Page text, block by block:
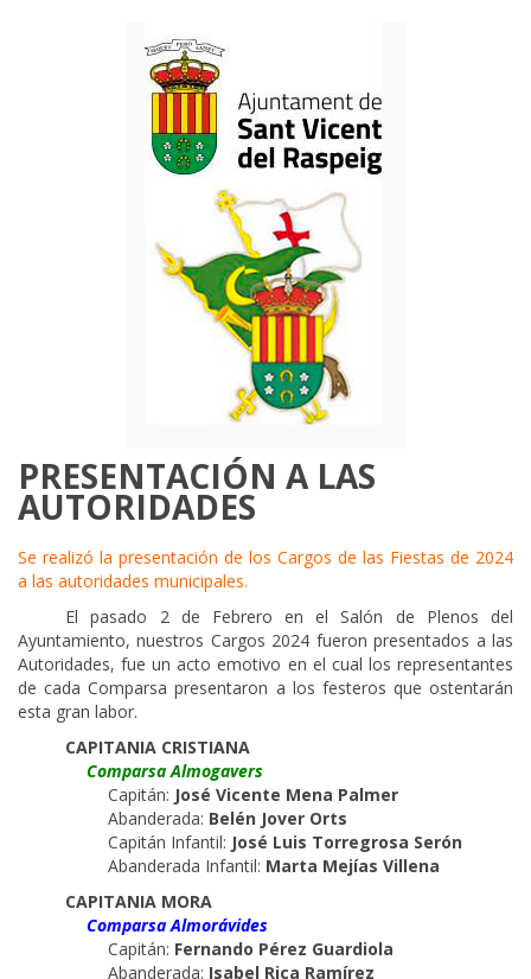
PRESENTACIÓN A LAS
AUTORIDADES
Se realizó la presentación de los Cargos de las Fiestas de 2024
a las autoridades municipales.
El pasado 2 de Febrero en el Salón de Plenos del
Ayuntamiento, nuestros Cargos 2024 fueron presentados a las
Autoridades, fue un acto emotivo en el cual los representantes
de cada Comparsa presentaron a los festeros que ostentarán
esta gran labor.
CAPITANIA CRISTIANA
Comparsa Almogavers
Capitán: José Vicente Mena Palmer
Abanderada: Belén Jover Orts
Capitán Infantil: José Luis Torregrosa Serón
Abanderada Infantil: Marta Mejías Villena
CAPITANIA MORA
Comparsa Almorávides
Capitán: Fernando Pérez Guardiola
Abanderada: Isabel Rica Ramírez